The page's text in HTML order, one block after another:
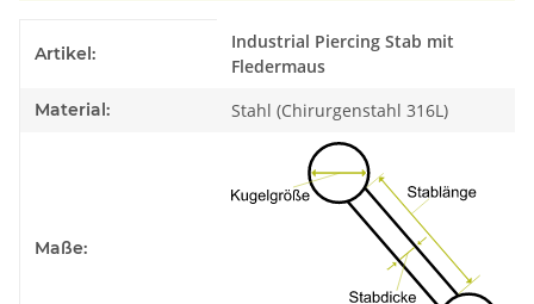
Artikel:
Industrial Piercing Stab mit
Fledermaus
Material: Stahl (Chirurgenstahl 316L)
Maße: